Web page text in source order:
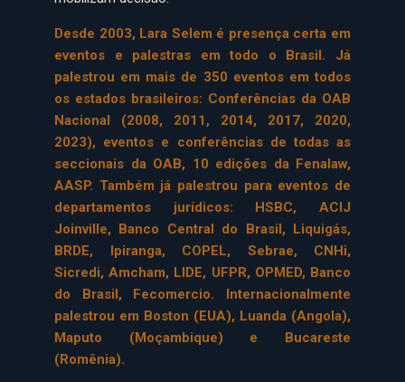
Desde 2003, Lara Selem é presença certa em
eventos e palestras em todo o Brasil. Já
palestrou em mais de 350 eventos em todos
os estados brasileiros: Conferências da OAB
Nacional (2008, 2011, 2014, 2017, 2020,
2023), eventos e conferências de todas as
seccionais da OAB, 10 edições da Fenalaw,
AASP. Também já palestrou para eventos de
departamentos jurídicos: HSBC, ACIJ
Joinville, Banco Central do Brasil, Liquigás,
BRDE, Ipiranga, COPEL, Sebrae, CNHi,
Sicredi, Amcham, LIDE, UFPR, OPMED, Banco
do Brasil, Fecomercio. Internacionalmente
palestrou em Boston (EUA), Luanda (Angola),
Maputo (Moçambique) e Bucareste
(Romênia).